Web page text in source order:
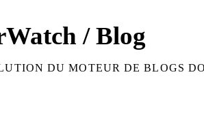
/ Blog
DU MOTEUR DE BLOGS